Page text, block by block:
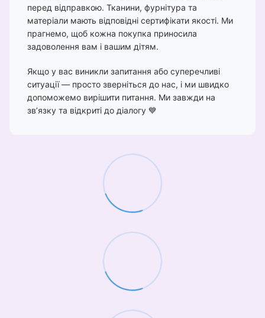
перед відправкою. Тканини, фурнітура та
матеріали мають відповідні сертифікати якості. Ми
прагнемо, щоб кожна покупка приносила
задоволення вам і вашим дітям.
Якщо у вас виникли запитання або суперечливі
ситуації — просто зверніться до нас, і ми швидко
допоможемо вирішити питання. Ми завжди на
зв’язку та відкриті до діалогу 💙